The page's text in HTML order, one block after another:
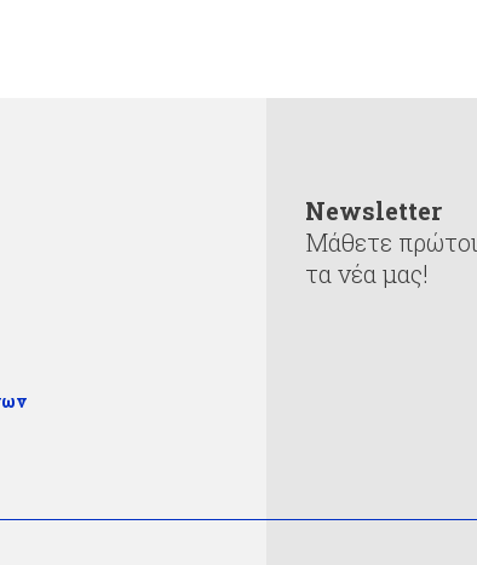
Newsletter
Μάθετε πρώτοι
τα νέα μας!